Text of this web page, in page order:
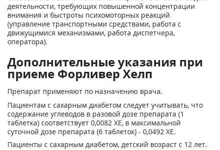
деятельности, требующих повышенной концентрации
внимания и быстроты психомоторных реакций
(управление транспортными средствами, работа с
движущимися механизмами, работа диспетчера,
оператора).
Дополнительные указания при
приеме Форливер Хелп
Препарат применяют по назначению врача.
Пациентам с сахарным диабетом следует учитывать, что
содержание углеводов в разовой дозе препарата (1
таблетка) соответствует 0,0082 ХЕ, в максимальной
суточной дозе препарата (6 таблеток) - 0,0492 ХЕ.
Пациенты с сахарным диабетом, детский возраст с 12 лет.